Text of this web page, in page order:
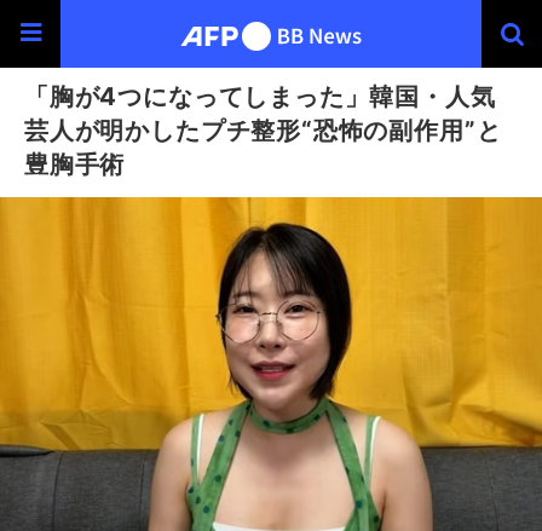
「胸が4つになってしまった」韓国・人気
芸人が明かしたプチ整形“恐怖の副作用”と
豊胸手術